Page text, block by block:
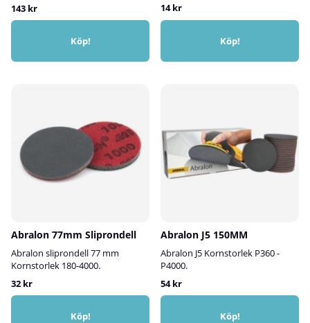
143 kr
Köp!
14 kr
Köp!
Abralon 77mm Sliprondell
Abralon sliprondell 77 mm
Kornstorlek 180-4000.
32 kr
Köp!
Abralon J5 150MM
Abralon J5 Kornstorlek P360 -
P4000.
54 kr
Köp!